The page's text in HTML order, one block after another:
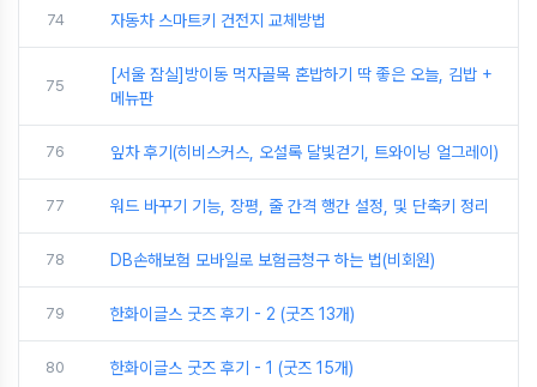
74 자동차 스마트키 건전지 교체방법
75
[서울 잠실]방이동 먹자골목 혼밥하기 딱 좋은 오늘, 김밥 +
메뉴판
76 잎차 후기(히비스커스, 오설록 달빛걷기, 트와이닝 얼그레이)
77 워드 바꾸기 기능, 장평, 줄 간격 행간 설정, 및 단축키 정리
78 DB손해보험 모바일로 보험금청구 하는 법(비회원)
79 한화이글스 굿즈 후기 - 2 (굿즈 13개)
80 한화이글스 굿즈 후기 - 1 (굿즈 15개)